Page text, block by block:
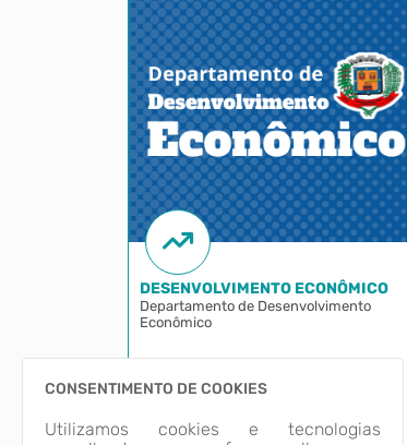
DESENVOLVIMENTO ECONÔMICO
Departamento de Desenvolvimento
Econômico
CONSENTIMENTO DE COOKIES
Utilizamos cookies e tecnologias